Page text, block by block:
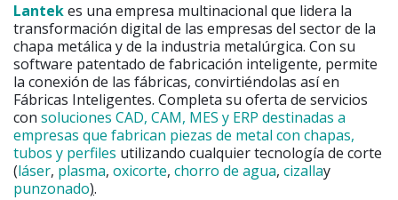
Lantekes una empresa multinacional que lidera la
transformación digital de las empresas del sector de la
chapa metálica y de la industria metalúrgica. Con su
software patentado de fabricación inteligente, permite
la conexión de las fábricas, convirtiéndolas así en
Fábricas Inteligentes. Completa su oferta de servicios
con soluciones CAD, CAM, MES y ERP destinadas a
empresas que fabrican piezas de metal con chapas,
tubos y perfiles utilizando cualquier tecnología de corte
(láser, plasma, oxicorte, chorro de agua, cizallay
punzonado).